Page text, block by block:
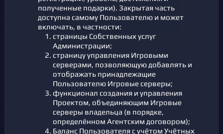
полученные подарки). Закрытая часть
доступна самому Пользователю и может
включать, в частности:
страницы Собственных услуг
Администрации;
страницу управления Игровыми
серверами, позволяющую добавлять и
отображать принадлежащие
Пользователю Игровые серверы;
функционал создания и управления
Проектом, объединяющим Игровые
серверы владельца (в порядке,
определённом Агентским договором);
Баланс Пользователя с учётом Учётных